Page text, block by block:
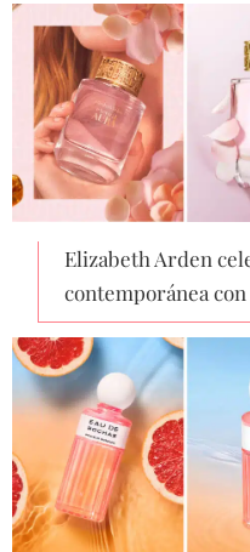
Elizabeth Arden
contemporánea